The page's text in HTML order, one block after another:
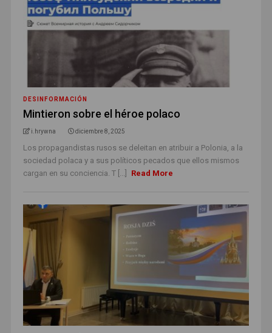
DESINFORMACIÓN
Mintieron sobre el héroe polaco
i.hrywna diciembre 8, 2025
Los propagandistas rusos se deleitan en atribuir a Polonia, a la
sociedad polaca y a sus políticos pecados que ellos mismos
cargan en su conciencia. T [...]
Read More